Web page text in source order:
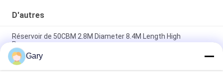
D'autres
Réservoir de 50CBM 2.8M Diameter 8.4M Length High
Pressure
Écran de vibration de asséchage de la granularité 0.35mm de
20TPH 45%
Gary